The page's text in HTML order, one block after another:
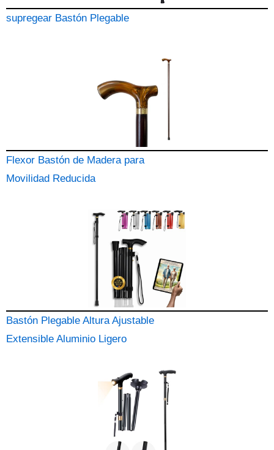
supregear Bastón Plegable
Flexor Bastón de Madera para
Movilidad Reducida
Bastón Plegable Altura Ajustable
Extensible Aluminio Ligero